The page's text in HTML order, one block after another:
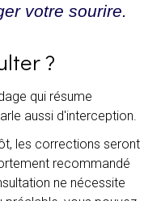
votre sourire.
?
qui résume
aussi d'interception.
les corrections seront
recommandé
ne nécessite